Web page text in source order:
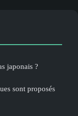
japonais ?
sont proposés